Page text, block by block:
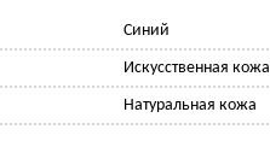
Синий
Искусственная кожа
Натуральная кожа